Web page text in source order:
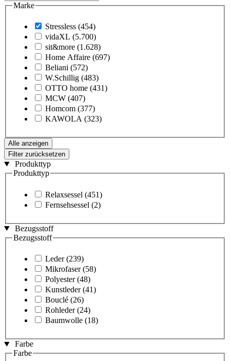
Marke
Stressless (454)
vidaXL (5.700)
sit&more (1.628)
Home Affaire (697)
Beliani (572)
W.Schillig (483)
OTTO home (431)
MCW (407)
Homcom (377)
KAWOLA (323)
Alle anzeigen
Filter zurücksetzen
Produkttyp
Produkttyp
Relaxsessel (451)
Fernsehsessel (2)
Bezugsstoff
Bezugsstoff
Leder (239)
Mikrofaser (58)
Polyester (48)
Kunstleder (41)
Bouclé (26)
Rohleder (24)
Baumwolle (18)
Farbe
Farbe